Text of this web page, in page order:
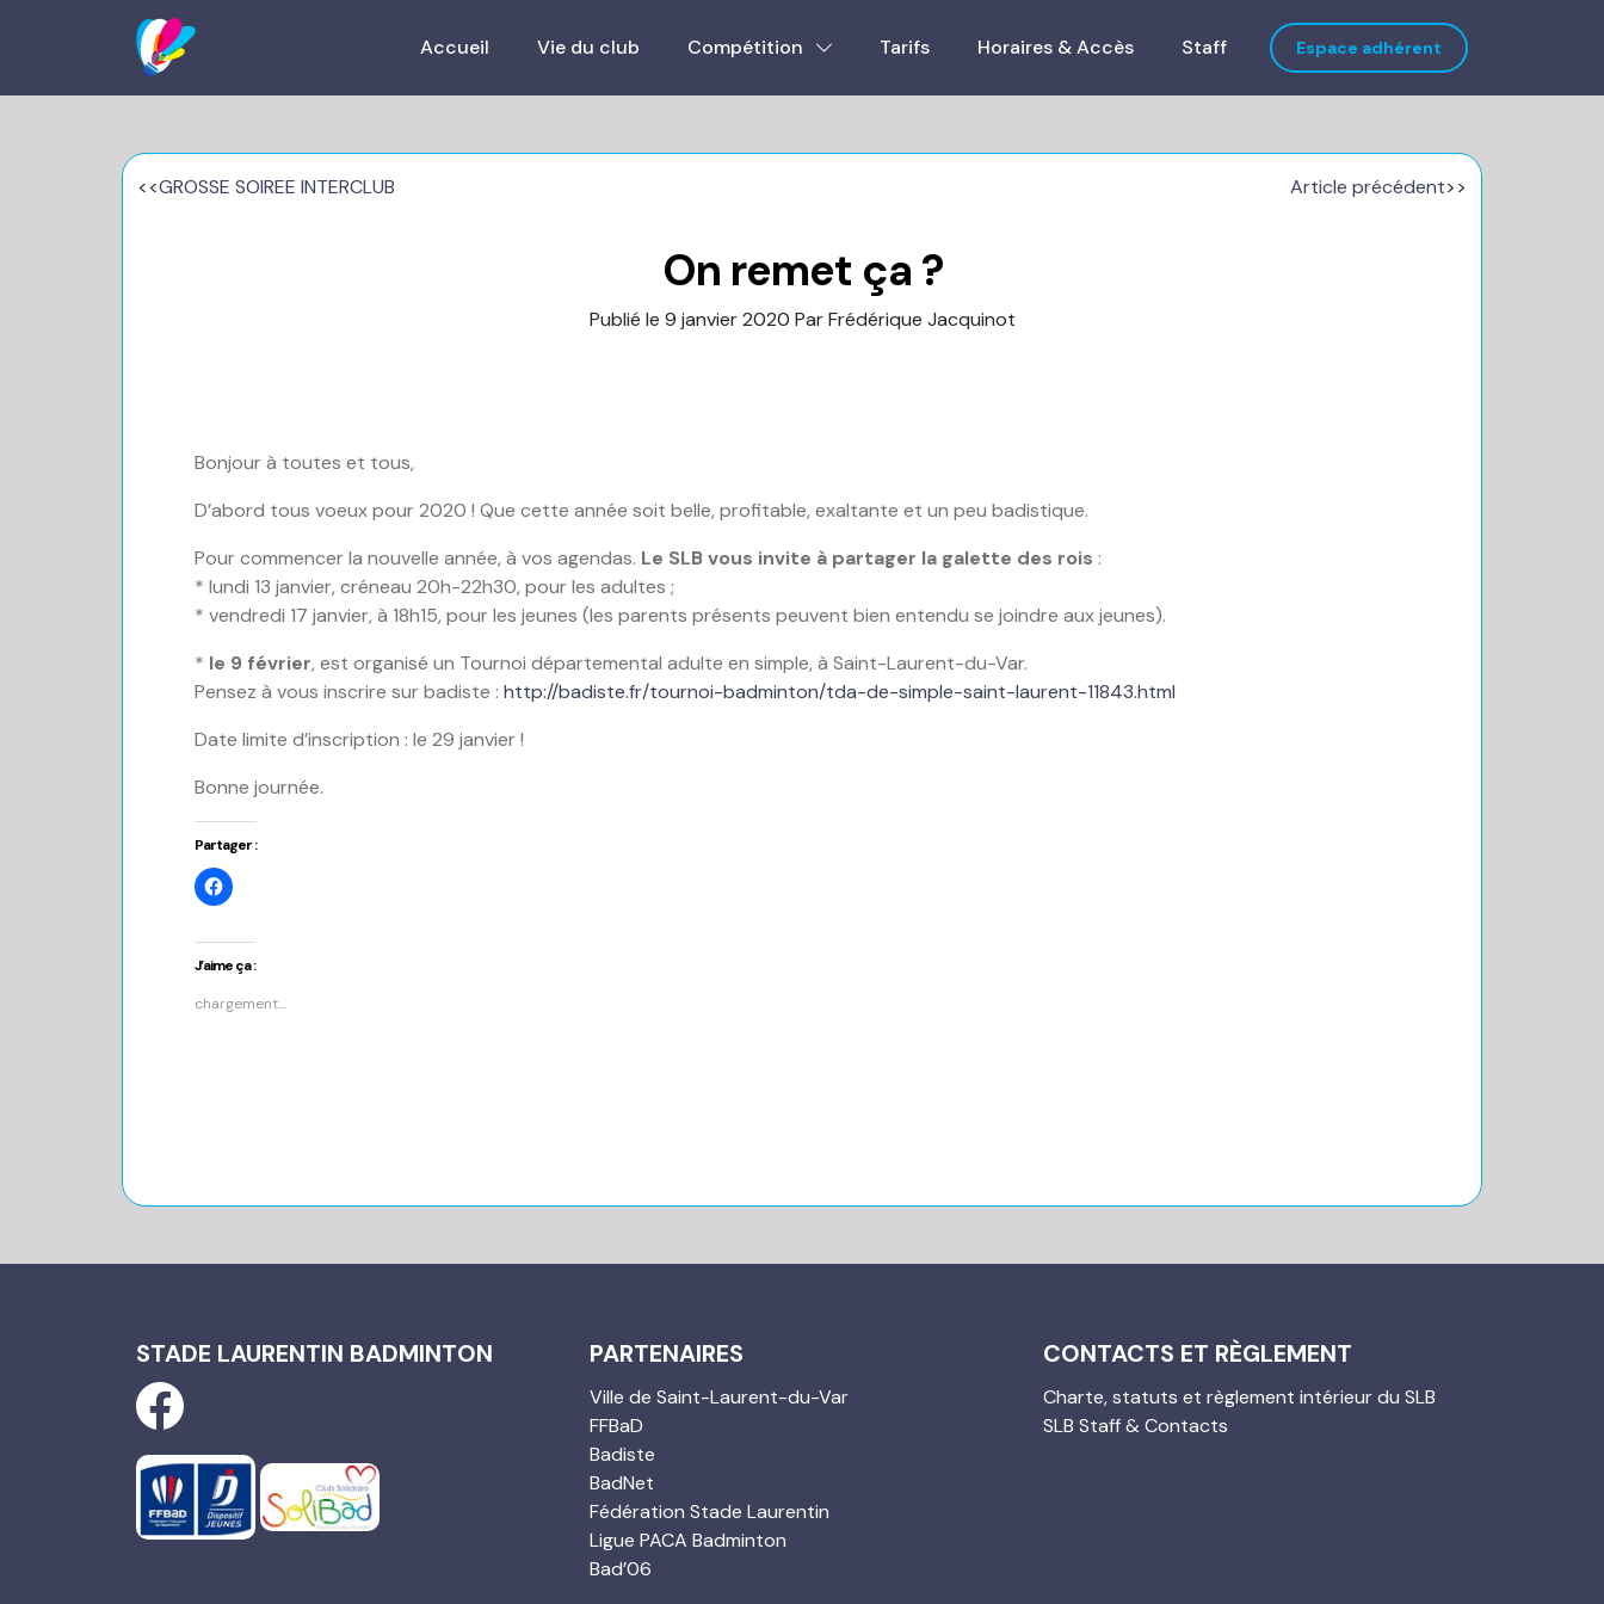
Accueil Vie du club Compétition Tarifs Horaires & Accès Staff Espace adhérent
<<GROSSE SOIREE INTERCLUB Article précédent>>
On remet ça ?
Publié le 9 janvier 2020 Par Frédérique Jacquinot
Bonjour à toutes et tous,
D’abord tous voeux pour 2020 ! Que cette année soit belle, profitable, exaltante et un peu badistique.
Pour commencer la nouvelle année, à vos agendas. Le SLB vous invite à partager la galette des rois :
* lundi 13 janvier, créneau 20h-22h30, pour les adultes ;
* vendredi 17 janvier, à 18h15, pour les jeunes (les parents présents peuvent bien entendu se joindre aux jeunes).
* le 9 février, est organisé un Tournoi départemental adulte en simple, à Saint-Laurent-du-Var.
Pensez à vous inscrire sur badiste : http://badiste.fr/tournoi-badminton/tda-de-simple-saint-laurent-11843.html
Date limite d’inscription : le 29 janvier !
Bonne journée.
Partager :
Cliquez
pour
Facebook(ouvre
dans
une
fenêtre)
J’aime ça :
chargement…
STADE LAURENTIN BADMINTON PARTENAIRES
Ville de Saint-Laurent-du-Var
FFBaD
Badiste
BadNet
Fédération Stade Laurentin
Ligue PACA Badminton
Bad’06
CONTACTS ET RÈGLEMENT
Charte, statuts et règlement intérieur du SLB
SLB Staff & Contacts